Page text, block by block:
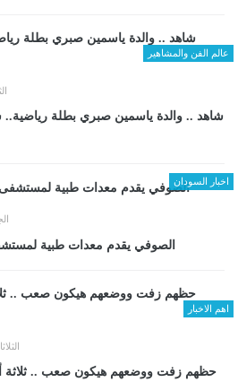
عالم الفن والمشاهير
شاهد .. والدة ياسمين صبري بطلة رياضية..
اخبار السودان
الجمعة
الصوفي يقدم معدات طبية
اهم الاخبار
الثلاثاء 05 ديسمبر 2023